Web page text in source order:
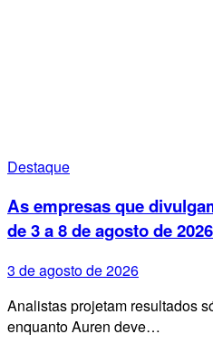
Destaque
As empresas que
de 3 a 8 de agosto de 2026
3 de agosto de 2026
Analistas projetam resultados
enquanto Auren deve…